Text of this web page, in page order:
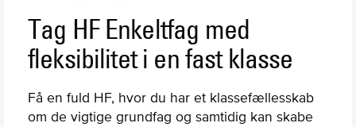
Tag HF Enkeltfag med
fleksibilitet i en fast klasse
Få en fuld HF, hvor du har et klassefællesskab
om de vigtige grundfag og samtidig kan skabe